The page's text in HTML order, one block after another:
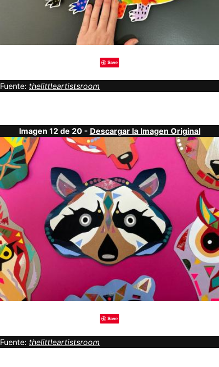
Save
Fuente: thelittleartistsroom
Imagen 12 de 20 - Descargar la Imagen Original
Save
Fuente: thelittleartistsroom